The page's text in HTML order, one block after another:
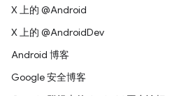
X 上的 @Android
X 上的 @AndroidDev
Android 博客
Google 安全博客